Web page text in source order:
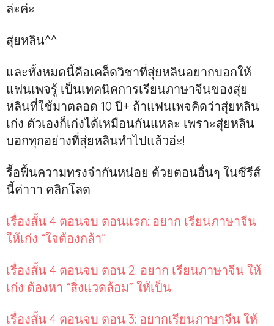
ล่ะค่ะ
สุ่ยหลิน^^
และทั้งหมดนี้คือเคล็ดวิชาที่สุ่ยหลินอยากบอกให้
แฟนเพจรู้ เป็นเทคนิคการเรียนภาษาจีนของสุ่ย
หลินที่ใช้มาตลอด 10 ปี+ ถ้าแฟนเพจคิดว่าสุ่ยหลิน
เก่ง ตัวเองก็เก่งได้เหมือนกันแหละ เพราะสุ่ยหลิน
บอกทุกอย่างที่สุ่ยหลินทำไปแล้วอ่ะ!
รื้อฟื้นความทรงจำกันหน่อย ด้วยตอนอื่นๆ ในซีรีส์
นี้ค่าาา คลิกโลด
เรื่องสั้น 4 ตอนจบ ตอนแรก: อยาก เรียนภาษาจีน
ให้เก่ง “ใจต้องกล้า”
เรื่องสั้น 4 ตอนจบ ตอน 2: อยาก เรียนภาษาจีน ให้
เก่ง ต้องหา “สิ่งแวดล้อม” ให้เป็น
เรื่องสั้น 4 ตอนจบ ตอน 3: อยากเรียนภาษาจีน ให้